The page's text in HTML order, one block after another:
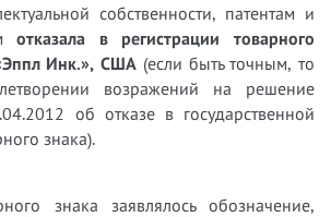
собственности, патентам и
отказала в регистрации товарного
Инк.», США (если быть точным, то
возражений на решение
об отказе в государственной
знака).
знака заявлялось обозначение,